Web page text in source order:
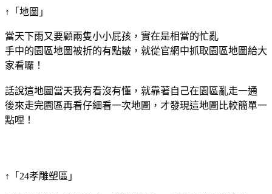
↑「地圖」
當天下雨又要顧兩隻小小屁孩，實在是相當的忙亂
手中的園區地圖被折的有點皺，就從官網中抓取園區地圖給大
家看囉！
話說這地圖當天我有看沒有懂，就靠著自己在園區亂走一通
後來走完園區再看仔細看一次地圖，才發現這地圖比較簡單一
點哩！
↑「24孝雕塑區」